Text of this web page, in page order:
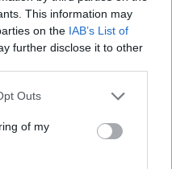
This information may
on the IAB’s List of
further disclose it to other
uses one or more Google
You may click to
its third-party tags to
purposes in below Google
Outs
of my